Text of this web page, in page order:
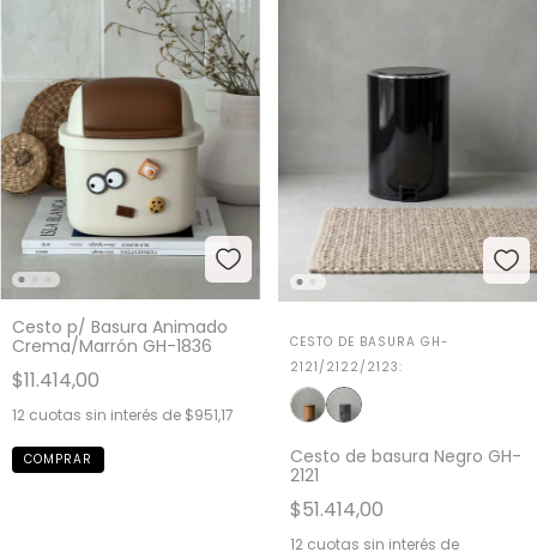
Cesto p/ Basura Animado
Crema/Marrón GH-1836
$11.414,00
12 cuotas sin interés de $951,17
CESTO DE BASURA GH-
2121/2122/2123:
Cesto de basura Negro GH-
2121
$51.414,00
12 cuotas sin interés de